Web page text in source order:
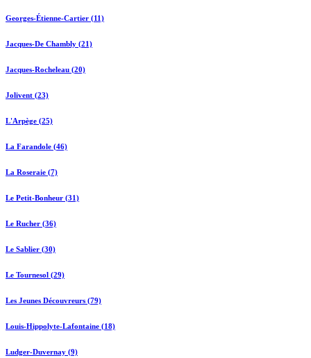
Georges-Étienne-Cartier (11)
Jacques-De Chambly (21)
Jacques-Rocheleau (20)
Jolivent (23)
L'Arpège (25)
La Farandole (46)
La Roseraie (7)
Le Petit-Bonheur (31)
Le Rucher (36)
Le Sablier (30)
Le Tournesol (29)
Les Jeunes Découvreurs (79)
Louis-Hippolyte-Lafontaine (18)
Ludger-Duvernay (9)